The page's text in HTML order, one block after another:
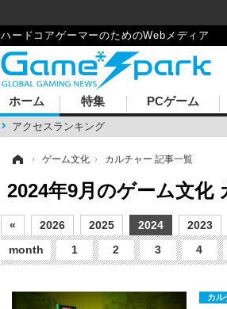
ハードコアゲーマーのためのWebメディア
ホーム
アクセスランキング
特集 PCゲーム
› ゲーム文化 › カルチャー 記事一覧
2024年9月のゲーム文化
« 2026 2025 2024 2023
month
1 2 3 4
カル